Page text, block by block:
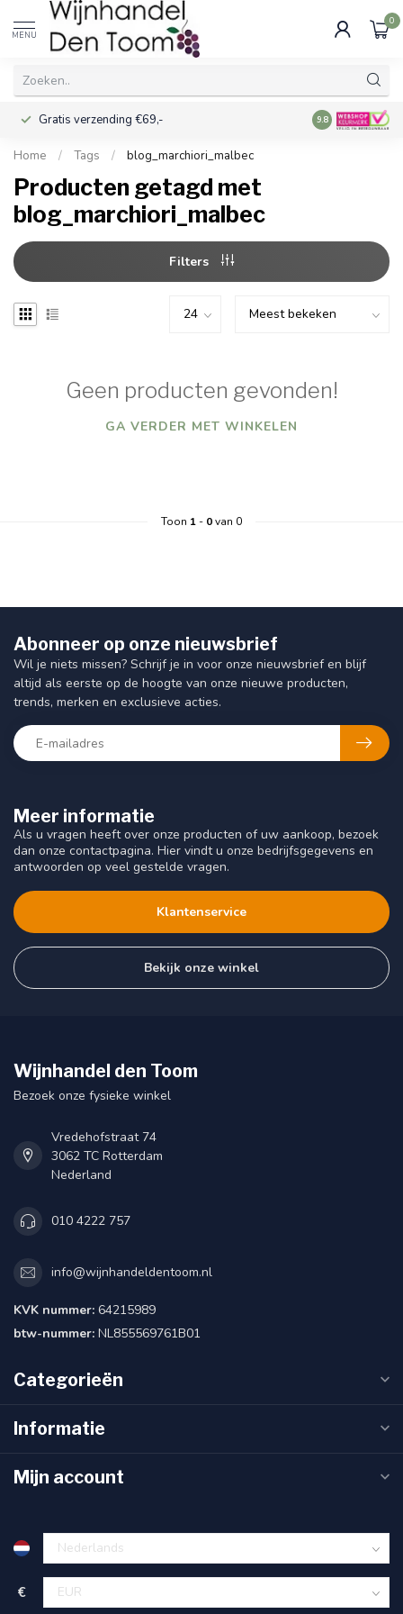
MENU
0
Gratis verzending €69,- Voor 16:00
9.8
Home / Tags / blog_marchiori_malbec
Producten getagd met
blog_marchiori_malbec
Filters
Geen producten gevonden!
GA VERDER MET WINKELEN
Toon 1- 0van 0
Meer informatie
Als u vragen heeft over onze producten of uw aankoop, bezoek
dan onze contactpagina. Hier vindt u onze bedrijfsgegevens en
antwoorden op veel gestelde vragen.
Klantenservice
Bekijk onze winkel
Abonneer op onze nieuwsbrief
Wil je niets missen? Schrijf je in voor onze nieuwsbrief en blijf
altijd als eerste op de hoogte van onze nieuwe producten,
trends, merken en exclusieve acties.
Wijnhandel den Toom
Bezoek onze fysieke winkel
Vredehofstraat 74
3062 TC Rotterdam
Nederland
010 4222 757
info@wijnhandeldentoom.nl
KVK nummer: 64215989
btw-nummer: NL855569761B01
Categorieën
Informatie
Mijn account
€